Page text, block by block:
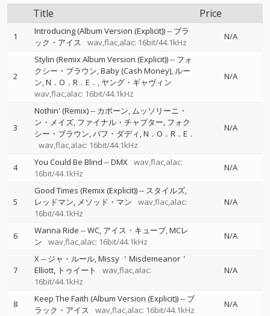
Title Price
1 Introducing (Album Version (Explicit))-- ブラ
ック・アイス
wav,flac,alac: 16bit/44.1kHz
N/A
2
Stylin (Remix Album Version (Explicit))-- フォ
クシー・ブラウン Baby (Cash Money) ルー
ン N．O．R．E．
ヤング・ギャヴィン
wav,flac,alac: 16bit/44.1kHz
N/A
3
Nothin' (Remix)-- カポーン ムッソリーニ・
ン・メイズ ファイナル・チャプター フォク
シー・ブラウン パフ・ダディ N．O．R．E．
wav,flac,alac: 16bit/44.1kHz
N/A
4 You Could Be Blind --DMX wav,flac,alac:
16bit/44.1kHz
N/A
5
Good Times (Remix (Explicit))-- スタイルズ
レッドマン メソッド・マン
wav,flac,alac:
16bit/44.1kHz
N/A
6 Wanna Ride --WC アイス・キューブ MCレ
ン
wav,flac,alac: 16bit/44.1kHz
N/A
7
X-- ジャ・ルール Missy ＇Misdemeanor＇
Elliott トゥイート
wav,flac,alac:
16bit/44.1kHz
N/A
8 Keep The Faith (Album Version (Explicit))-- ブ
ラック・アイス
wav,flac,alac: 16bit/44.1kHz
N/A